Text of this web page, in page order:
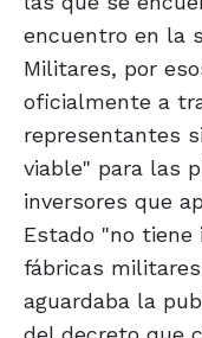
encuentro en la
Militares, por
oficialmente a
representantes
viable" para las
inversores que
Estado "no tiene
fábricas
aguardaba la